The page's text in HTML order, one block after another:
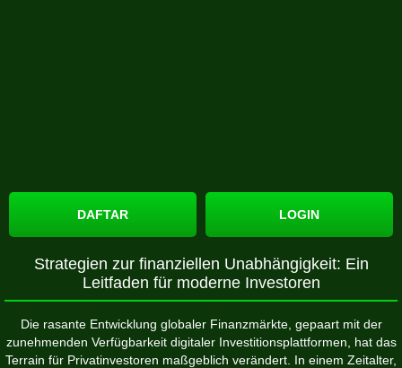
DAFTAR LOGIN
Strategien zur finanziellen Unabhängigkeit: Ein
Leitfaden für moderne Investoren
Die rasante Entwicklung globaler Finanzmärkte, gepaart mit der
zunehmenden Verfügbarkeit digitaler Investitionsplattformen, hat das
Terrain für Privatinvestoren maßgeblich verändert. In einem Zeitalter,